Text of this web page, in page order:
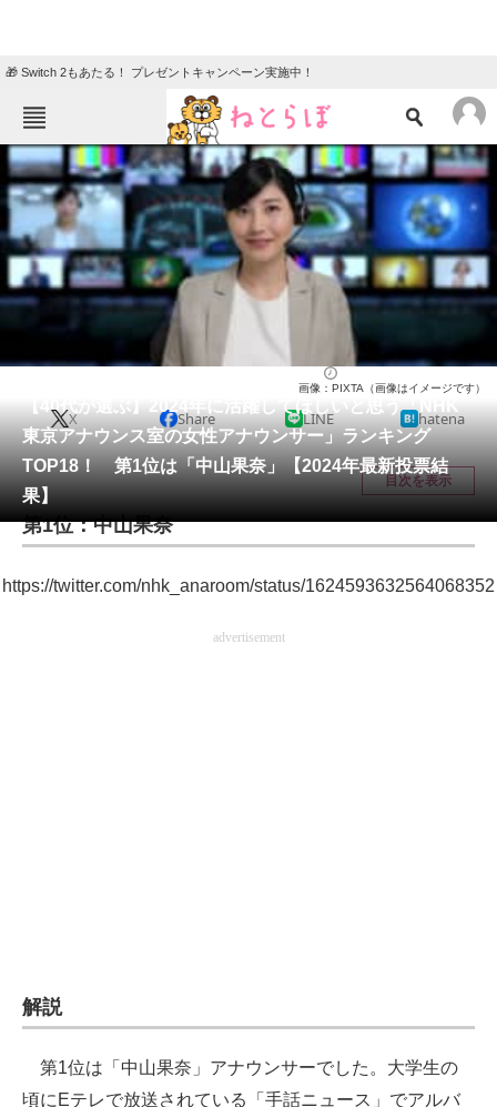
🎁 Switch 2もあたる！ プレゼントキャンペーン実施中！
ねとらぼメニュー
TOP ニュース
エンタメ クイズ
グルメ 地域
リサーチ
メディア
ITの今と未来を見通す
スマホと通信の最新トレンド
進化するPCとデバイスの未来
IT製品の技術・比較・事例
【40代が選ぶ】2024年に活躍してほしいと思う「NHK
東京アナウンス室の女性アナウンサー」ランキング
TOP18！ 第1位は「中山果奈」【2024年最新投票結
果】
画像：PIXTA（画像はイメージです）
X Share LINE hatena
目次を表示
第1位：中山果奈
https://twitter.com/nhk_anaroom/status/1624593632564068352
advertisement
解説
第1位は「中山果奈」アナウンサーでした。大学生の
頃にEテレで放送されている「手話ニュース」でアルバ